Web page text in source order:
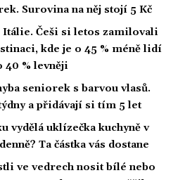
Surovina na něj stojí 5 Kč
Itálie. Češi si letos zamilovali
kde je o 45 % méně lidí
40 % levněji
seniorek s barvou vlasů.
a přidávají si tím 5 let
vydělá uklízečka kuchyně v
Ta částka vás dostane
ve vedrech nosit bílé nebo